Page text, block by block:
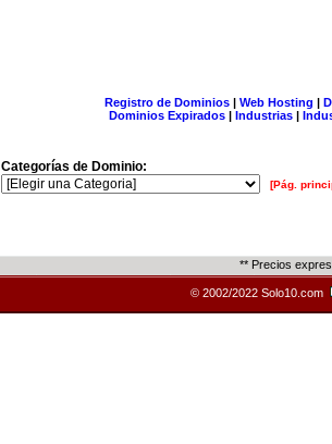
Registro de Dominios| Web Hosting |
Dominios Expirados | Industrias |
Categorías de Dominio:
[Pág.
** Precios
© 2002/2022 Solo10.com